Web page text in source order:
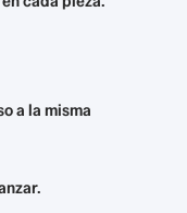
a la misma